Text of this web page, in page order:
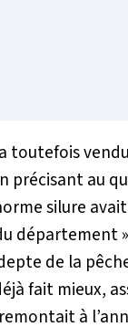
toutefois
précisant au
silure
département
de la
fait mieux,
à